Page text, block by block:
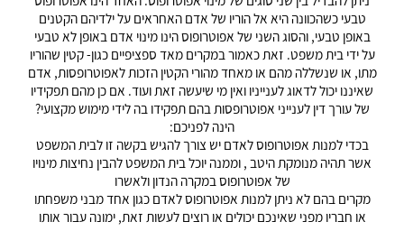
טבעי כשהכוונה היא אל הוריו של אדם האחראים על ילדיהם הקטנים
באופן טבעי, והסוג השני של אפוטרופוס הינו מינוי אדם באופן לא טבעי
על ידי בית משפט. זאת כאמור במקרים מאד ספציפיים כגון- קטין שהוריו
מתו, או שנשללה מהם או מאחד מהורי הקטין הזכות לאפוטרופסות, אדם
שאיננו יכול לדאוג לענייניו ואין מי שיעשה זאת ועוד. אם כן מהם תפקידיו
של עורך דין לענייני אפוטרופסות בהם תפקידו בה לידי מימוש מקצועי?
הינה לפניכם:
בכדי למנות אפוטרופוס לאדם יש צורך להגיש בקשה זו לבית המשפט
אשר תהיה מנומקת היטב , וממנה יוכל בית המשפט להבין נחיצות מינויו
של אפוטרופוס במקרה הנדון ולאשרו
מקרים בהם לא ניתן למנות אפוטרופוס לאדם כגון אחד מבני משפחתו
או חבריו מפני שאינכם יכולים או רוצים לעשות זאת, ימונה עבור אותו